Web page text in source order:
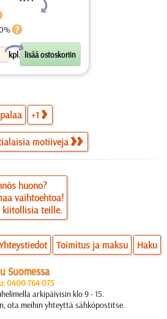
Y
kpl.
X
palaa +1
motiiveja
huono?
vaihtoehtoa!
kiitollisia teille.
Toimitus ja maksu Haku
Suomessa
0400 764 075
arkipäivisin klo 9 - 15.
ota meihin yhteyttä sähköpostitse.